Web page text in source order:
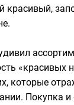
красивый,
«красивых
которые
Покупка